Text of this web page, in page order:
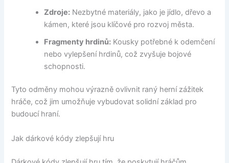
Zdroje: Nezbytné materiály, jako je jídlo, dřevo a
kámen, které jsou klíčové pro rozvoj města.
Fragmenty hrdinů: Kousky potřebné k odemčení
nebo vylepšení hrdinů, což zvyšuje bojové
schopnosti.
Tyto odměny mohou výrazně ovlivnit raný herní zážitek
hráče, což jim umožňuje vybudovat solidní základ pro
budoucí hraní.
Jak dárkové kódy zlepšují hru